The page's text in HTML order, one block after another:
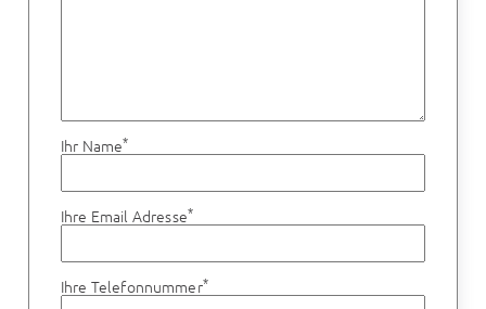
Ihr Name*
Ihre Email Adresse*
Ihre Telefonnummer*